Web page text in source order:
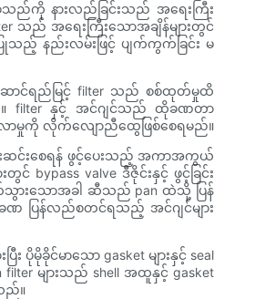
ည်ကို နားလည်ခြင်းသည် အရေးကြီး
သည် အရေးကြီးသောအချိန်များတွင်
ည့် နည်းလမ်းဖြင့် ပျက်ကွက်ခြင်း မ
ောင်ရည်မြင့် filter သည် စစ်ထုတ်မှုထိ
ပါ။ filter နှင့် အင်ဂျင်သည် ထိုခဏတာ
လာမှုကို လိုက်လျောညီထွေဖြစ်စေရမည်။
းဆင်းစေရန် ဖွင့်ပေးသည့် အကာအကွယ်
bypass valve ဒီဇိုင်းနှင့် ဖွင့်ခြင်း
သွားသောအခါ ဆီသည် pan ထဲသို့ ပြန်
ခဏ ပြန်လည်စတင်ရသည့် အင်ဂျင်များ
မိုခိုင်မာသော gasket များနှင့် seal
များသည် shell အထူနှင့် gasket
ည်။